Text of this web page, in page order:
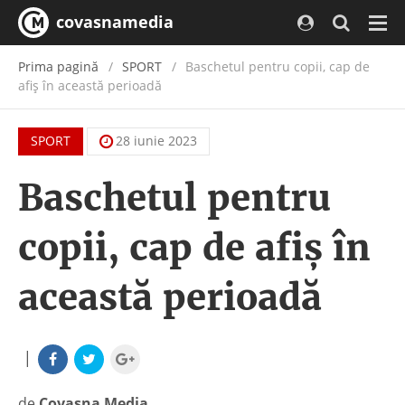
covasnamedia
Prima pagină SPORT
Baschetul pentru copii, cap de
afiș în această perioadă
SPORT 28 iunie 2023
Baschetul pentru
copii, cap de afiș în
această perioadă
|